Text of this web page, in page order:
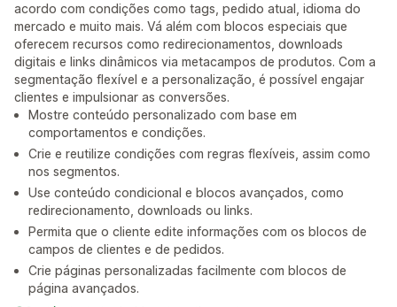
acordo com condições como tags, pedido atual, idioma do
mercado e muito mais. Vá além com blocos especiais que
oferecem recursos como redirecionamentos, downloads
digitais e links dinâmicos via metacampos de produtos. Com a
segmentação flexível e a personalização, é possível engajar
clientes e impulsionar as conversões.
Mostre conteúdo personalizado com base em
comportamentos e condições.
Crie e reutilize condições com regras flexíveis, assim como
nos segmentos.
Use conteúdo condicional e blocos avançados, como
redirecionamento, downloads ou links.
Permita que o cliente edite informações com os blocos de
campos de clientes e de pedidos.
Crie páginas personalizadas facilmente com blocos de
página avançados.